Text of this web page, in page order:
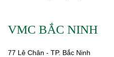
VMC BẮC NINH
77 Lê Chân - TP. Bắc Ninh